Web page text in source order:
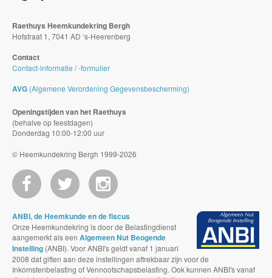
Raethuys Heemkundekring Bergh
Hofstraat 1, 7041 AD ‘s-Heerenberg
Contact
Contact-informatie /-formulier
AVG (Algemene Verordening Gegevensbescherming)
Openingstijden van het Raethuys
(behalve op feestdagen)
Donderdag 10:00-12:00 uur
© Heemkundekring Bergh 1999-2026
ANBI, de Heemkunde en de fiscus
Onze Heemkundekring is door de Belastingdienst
aangemerkt als een Algemeen Nut Beogende
Instelling (ANBI). Voor ANBI's geldt vanaf 1 januari
2008 dat giften aan deze instellingen aftrekbaar zijn voor de
Inkomstenbelasting of Vennootschapsbelasting. Ook kunnen ANBI's vanaf